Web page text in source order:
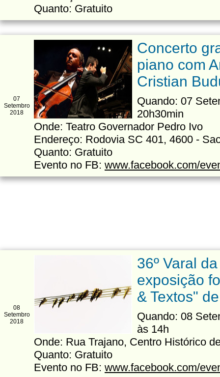
Quanto: Gratuito
07
Setembro
2018
Concerto
piano com
Cristian
Quando: 07
20h30min
Onde: Teatro Governador Pedro Ivo
Endereço: Rodovia SC 401, 4600 -
Quanto: Gratuito
Evento no FB: www.facebook.com/
08
Setembro
2018
36º Varal
exposição
& Textos"
Quando: 08
às 14h
Onde: Rua Trajano, Centro Histórico
Quanto: Gratuito
Evento no FB: www.facebook.com/